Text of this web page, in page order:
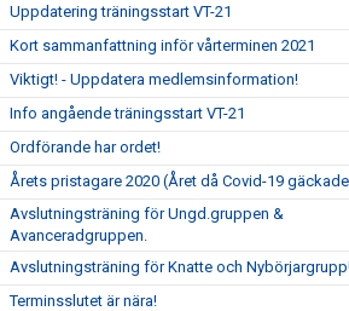
Uppdatering träningsstart VT-21
Kort sammanfattning inför vårterminen 2021
Viktigt! - Uppdatera medlemsinformation!
Info angående träningsstart VT-21
Ordförande har ordet!
Årets pristagare 2020 (Året då Covid-19
Avslutningsträning för Ungd.gruppen &
Avanceradgruppen.
Avslutningsträning för Knatte och
Terminsslutet är nära!